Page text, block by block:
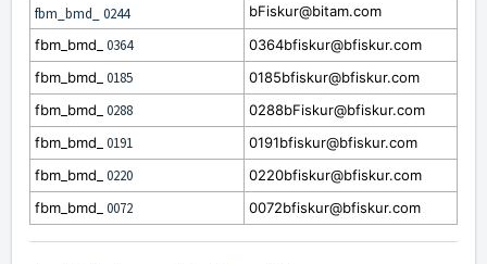
fbm_bmd_ 0244
bFiskur@bitam.com
fbm_bmd_
0364
0364bfiskur@bfiskur.com
fbm_bmd_
0185
0185bfiskur@bfiskur.com
fbm_bmd_
0288
0288bFiskur@bfiskur.com
fbm_bmd_
0191
0191bfiskur@bfiskur.com
fbm_bmd_
0220
0220bfiskur@bfiskur.com
fbm_bmd_
0072 0072bfiskur@bfiskur.com